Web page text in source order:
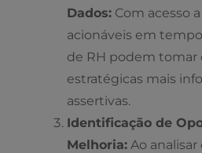
Dados: Com acesso
acionáveis ​​em
de RH podem tomar
estratégicas mais
assertivas.
Identificação de
Melhoria: Ao